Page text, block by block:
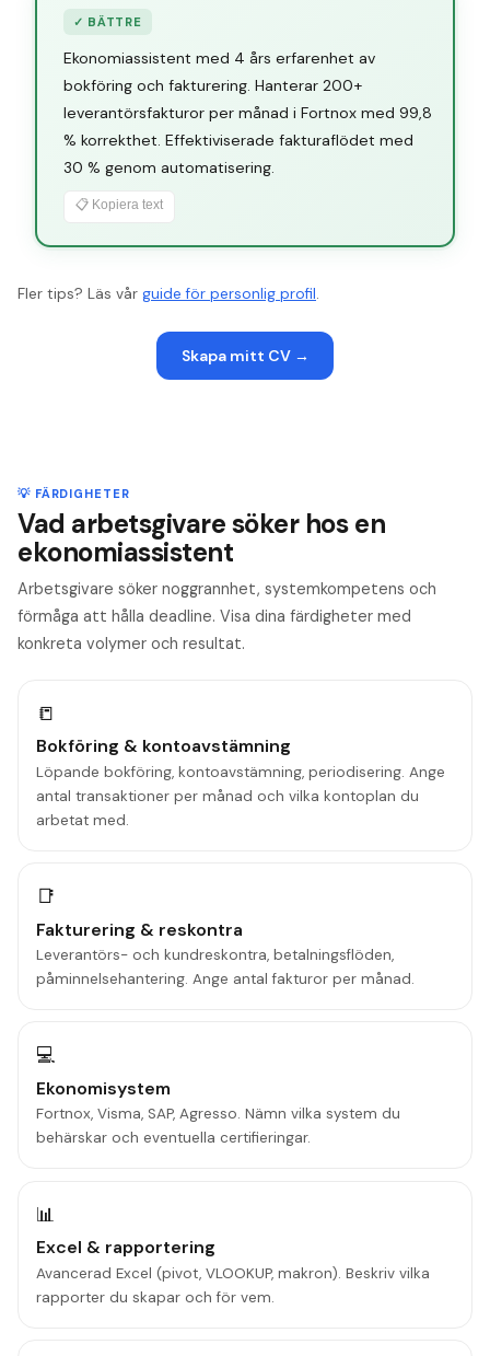
✓ BÄTTRE
Ekonomiassistent med 4 års erfarenhet av
bokföring och fakturering. Hanterar 200+
leverantörsfakturor per månad i Fortnox med 99,8
% korrekthet. Effektiviserade fakturaflödet med
30 % genom automatisering.
📋 Kopiera text
Fler tips? Läs vår guide för personlig profil.
Skapa mitt CV →
💡 FÄRDIGHETER
Vad arbetsgivare söker hos en
ekonomiassistent
Arbetsgivare söker noggrannhet, systemkompetens och
förmåga att hålla deadline. Visa dina färdigheter med
konkreta volymer och resultat.
📒
Bokföring & kontoavstämning
Löpande bokföring, kontoavstämning, periodisering. Ange
antal transaktioner per månad och vilka kontoplan du
arbetat med.
📑
Fakturering & reskontra
Leverantörs- och kundreskontra, betalningsflöden,
påminnelsehantering. Ange antal fakturor per månad.
💻
Ekonomisystem
Fortnox, Visma, SAP, Agresso. Nämn vilka system du
behärskar och eventuella certifieringar.
📊
Excel & rapportering
Avancerad Excel (pivot, VLOOKUP, makron). Beskriv vilka
rapporter du skapar och för vem.